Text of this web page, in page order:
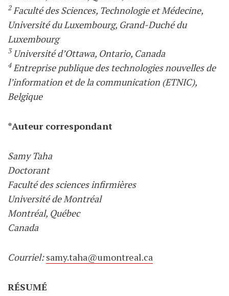
2Faculté des Sciences, Technologie et Médecine,
Université du Luxembourg, Grand-Duché du
Luxembourg
3Université d’Ottawa, Ontario, Canada
4Entreprise publique des technologies nouvelles de
l’information et de la communication (ETNIC),
Belgique
*Auteur correspondant
Samy Taha
Doctorant
Faculté des sciences infirmières
Université de Montréal
Montréal, Québec
Canada
Courriel:samy.taha@umontreal.ca
RÉSUMÉ